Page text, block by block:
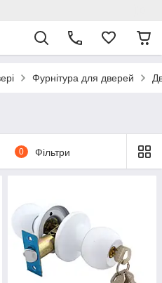
Фурнітура для дверей
0 Фільтри